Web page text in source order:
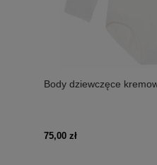
Body dziewczęce
75,00 zł